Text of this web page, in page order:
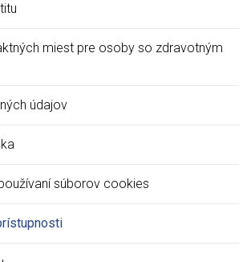
miest pre osoby so zdravotným
údajov
súborov cookies